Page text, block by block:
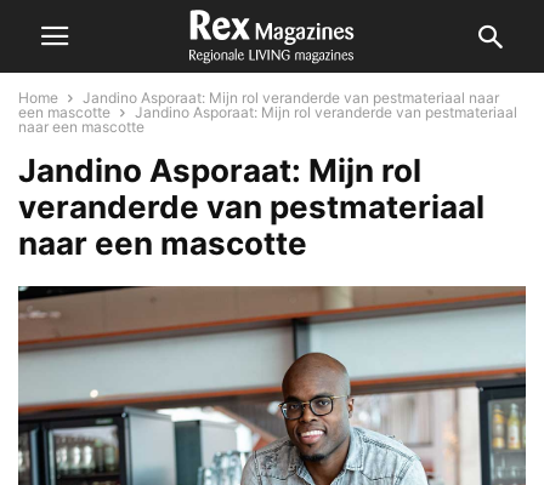
Home
Jandino Asporaat: Mijn rol veranderde van pestmateriaal naar
een mascotte
Jandino Asporaat: Mijn rol veranderde van pestmateriaal
naar een mascotte
Jandino Asporaat: Mijn rol
veranderde van pestmateriaal
naar een mascotte